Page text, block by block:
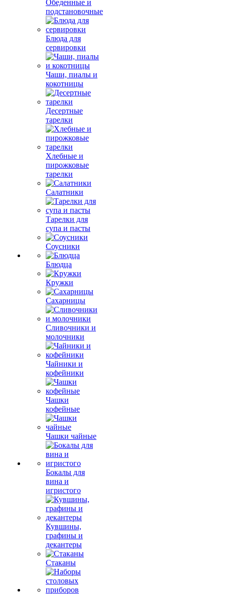
Обеденные и
подстановочные
Блюда для
сервировки
Чаши, пиалы и
кокотницы
Десертные
тарелки
Хлебные и
пирожковые
тарелки
Салатники
Тарелки для
супа и пасты
Соусники
Блюдца
Кружки
Сахарницы
Сливочники и
молочники
Чайники и
кофейники
Чашки
кофейные
Чашки чайные
Бокалы для
вина и
игристого
Кувшины,
графины и
декантеры
Стаканы